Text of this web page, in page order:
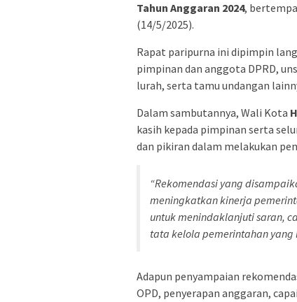
Tahun Anggaran 2024,
(14/5/2025).
Rapat paripurna ini dipimpin
pimpinan dan anggota DPRD,
lurah, serta tamu undangan
Dalam sambutannya, Wali Kota
kasih kepada pimpinan serta
dan pikiran dalam melakukan
“Rekomendasi yang
meningkatkan kinerja
untuk menindaklanjuti saran,
tata kelola pemerintahan yang
Adapun penyampaian
OPD, penyerapan anggaran,